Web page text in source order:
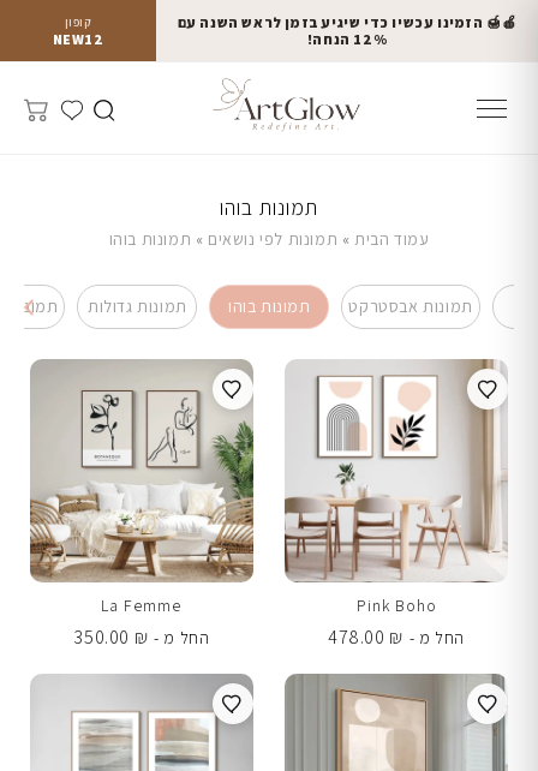
קופון
NEW12
🍎🍯 הזמינו עכשיו כדי שיגיע בזמן לראש השנה עם
12% הנחה!
תמונות בוהו
עמוד הבית» תמונות לפי נושאים » תמונות בוהו
תמונות אבסטרקט תמונות בוהו תמונות גדולות תמונות
Pink Boho
החל מ -
478.00 ₪
La Femme
החל מ -
350.00 ₪